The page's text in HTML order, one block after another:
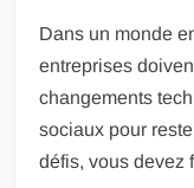
Dans un monde
entreprises
changements
sociaux pour
défis, vous devez